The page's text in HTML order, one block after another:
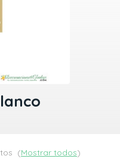
(Mostrar todos)